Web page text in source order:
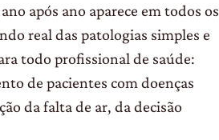
após ano aparece em todos os
real das patologias simples e
todo profissional de saúde:
de pacientes com doenças
da falta de ar, da decisão